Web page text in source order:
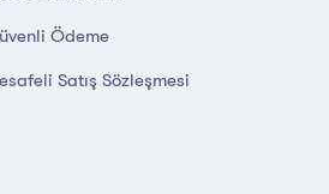
Ödeme
Satış Sözleşmesi